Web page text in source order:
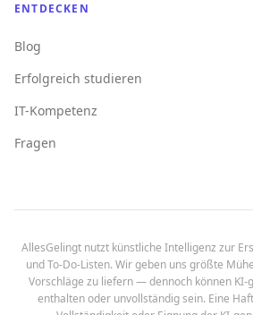
ENTDECKEN
Blog
Erfolgreich studieren
IT-Kompetenz
Fragen
AllesGelingt nutzt künstliche Intelligenz zur
und To-Do-Listen. Wir geben uns größte
Vorschläge zu liefern — dennoch können
enthalten oder unvollständig sein. Eine